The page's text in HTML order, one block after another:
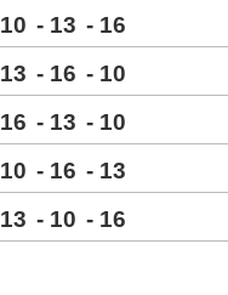
10 - 13 - 16
13 - 16 - 10
16 - 13 - 10
10 - 16 - 13
13 - 10 - 16